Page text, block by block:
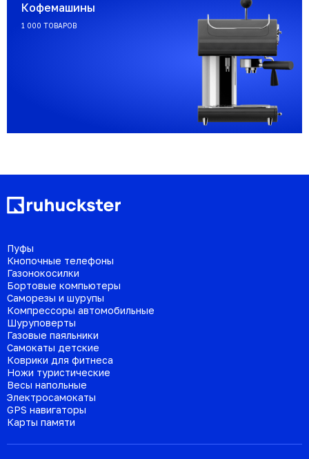
Кофемашины
1 000 ТОВАРОВ
Пуфы
Кнопочные телефоны
Газонокосилки
Бортовые компьютеры
Саморезы и шурупы
Компрессоры автомобильные
Шуруповерты
Газовые паяльники
Самокаты детские
Коврики для фитнеса
Ножи туристические
Весы напольные
Электросамокаты
GPS навигаторы
Карты памяти